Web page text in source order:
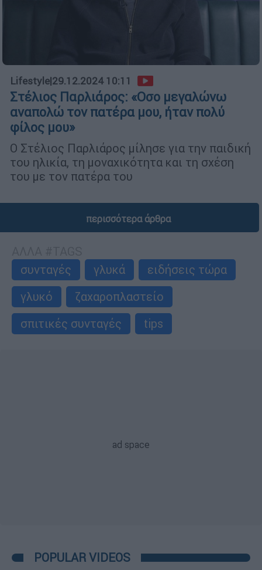
Lifestyle|29.12.2024 10:11
Στέλιος Παρλιάρος: «Οσο μεγαλώνω
αναπολώ τον πατέρα μου, ήταν πολύ
φίλος μου»
Ο Στέλιος Παρλιάρος μίλησε για την παιδική
του ηλικία, τη μοναχικότητα και τη σχέση
του με τον πατέρα του
περισσότερα άρθρα
συνταγές
γλυκά
ειδήσεις τώρα
γλυκό
ζαχαροπλαστείο
σπιτικές συνταγές
tips
POPULAR VIDEOS